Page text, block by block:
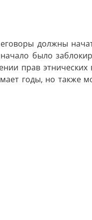
должны
было
прав этнических
годы, но также